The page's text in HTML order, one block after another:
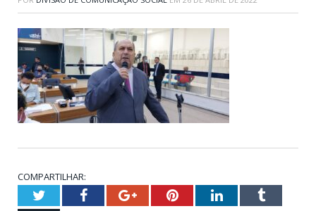
COMPARTILHAR:
TwitterFacebookGoogle+PinterestLinkedInTumblr